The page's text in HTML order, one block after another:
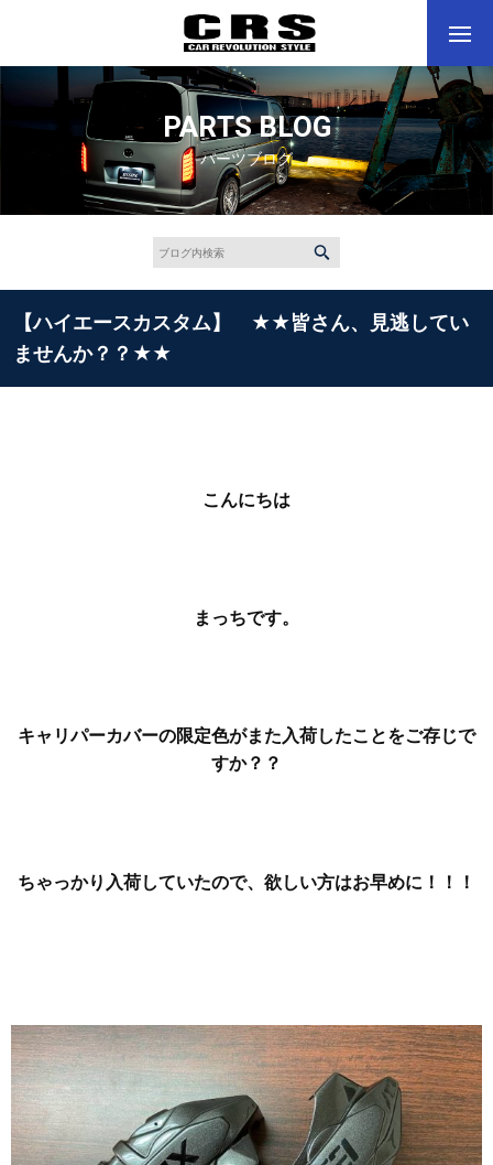
PARTS BLOG
パーツブログ
【ハイエースカスタム】 ★★皆さん、見逃してい
ませんか？？★★
こんにちは
まっちです。
キャリパーカバーの限定色がまた入荷したことをご存じで
すか？？
ちゃっかり入荷していたので、欲しい方はお早めに！！！